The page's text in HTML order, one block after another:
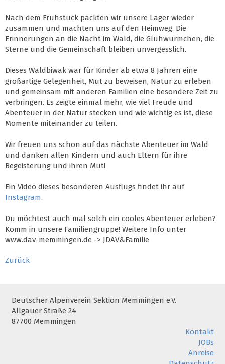
Nach dem Frühstück packten wir unsere Lager wieder
zusammen und machten uns auf den Heimweg. Die
Erinnerungen an die Nacht im Wald, die Glühwürmchen, die
Sterne und die Gemeinschaft bleiben unvergesslich.
Dieses Waldbiwak war für Kinder ab etwa 8 Jahren eine
großartige Gelegenheit, Mut zu beweisen, Natur zu erleben
und gemeinsam mit anderen Familien eine besondere Zeit zu
verbringen. Es zeigte einmal mehr, wie viel Freude und
Abenteuer in der Natur stecken und wie wichtig es ist, diese
Momente miteinander zu teilen.
Wir freuen uns schon auf das nächste Abenteuer im Wald
und danken allen Kindern und auch Eltern für ihre
Begeisterung und ihren Mut!
Ein Video dieses besonderen Ausflugs findet ihr auf
Instagram.
Du möchtest auch mal solch ein cooles Abenteuer erleben?
Komm in unsere Familiengruppe! Weitere Info unter
www.dav-memmingen.de -> JDAV&Familie
Zurück
Deutscher Alpenverein Sektion Memmingen e.V.
Allgäuer Straße 24
87700 Memmingen
Kontakt
JOBs
Anreise